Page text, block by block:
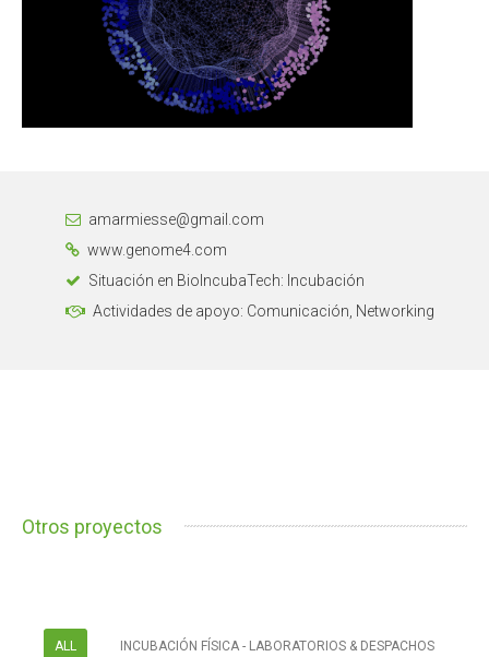
amarmiesse@gmail.com
www.genome4.com
Situación en BioIncubaTech: Incubación
Actividades de apoyo: Comunicación, Networking
Otros proyectos
ALL INCUBACIÓN FÍSICA - LABORATORIOS & DESPACHOS